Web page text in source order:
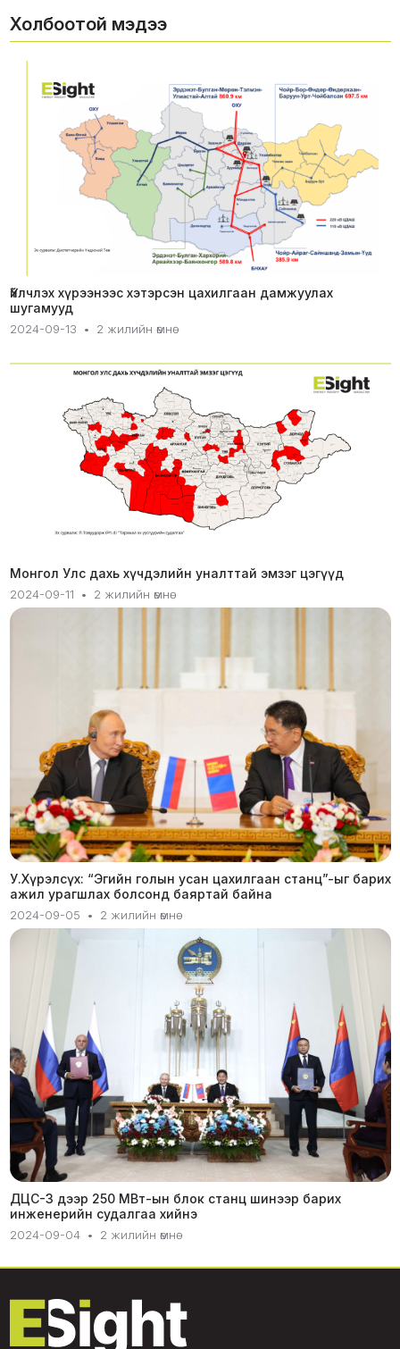
Холбоотой мэдээ
Үйлчлэх хүрээнээс хэтэрсэн цахилгаан дамжуулах
шугамууд
2024-09-13 • 2 жилийн өмнө
Монгол Улс дахь хүчдэлийн уналттай эмзэг цэгүүд
2024-09-11 • 2 жилийн өмнө
У.Хүрэлсүх: “Эгийн голын усан цахилгаан станц”-ыг барих
ажил урагшлах болсонд баяртай байна
2024-09-05 • 2 жилийн өмнө
ДЦС-3 дээр 250 МВт-ын блок станц шинээр барих
инженерийн судалгаа хийнэ
2024-09-04 • 2 жилийн өмнө